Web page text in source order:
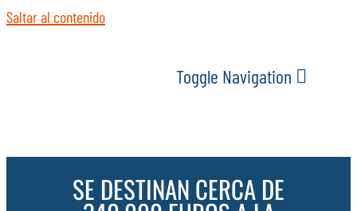
Saltar al contenido
Toggle Navigation
ACTUALIDAD
SE DESTINAN CERCA DE